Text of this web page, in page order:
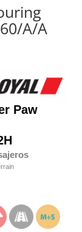
A/A
Paw